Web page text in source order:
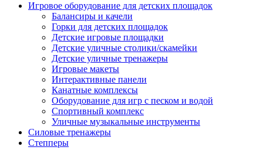
Игровое оборудование для детских площадок
Балансиры и качели
Горки для детских площадок
Детские игровые площадки
Детские уличные столики/скамейки
Детские уличные тренажеры
Игровые макеты
Интерактивные панели
Канатные комплексы
Оборудование для игр с песком и водой
Спортивный комплекс
Уличные музыкальные инструменты
Силовые тренажеры
Степперы